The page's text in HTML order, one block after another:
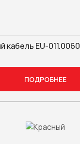
кабель EU-011.0060
ПОДРОБНЕЕ